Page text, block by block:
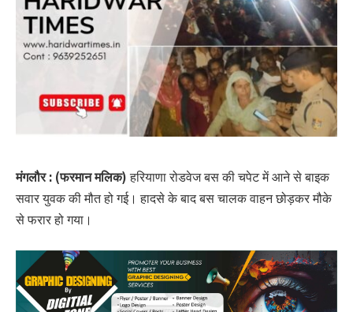
मंगलौर : (फरमान मलिक) हरियाणा रोडवेज बस की चपेट में आने से बाइक
सवार युवक की मौत हो गई। हादसे के बाद बस चालक वाहन छोड़कर मौके
से फरार हो गया।